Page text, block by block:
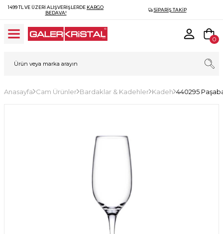
1499 TL VE ÜZERI ALIŞVERIŞLERDE KARGO
BEDAVA!
SIPARIŞ TAKIP
0
Anasayfa Cam Ürünler Bardaklar & Kadehler Kadeh 440295